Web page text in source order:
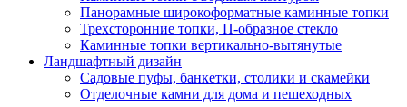
Панорамные широкоформатные каминные топки
Трехсторонние топки, П-образное стекло
Каминные топки вертикально-вытянутые
Ландшафтный дизайн
Садовые пуфы, банкетки, столики и скамейки
Отделочные камни для дома и пешеходных